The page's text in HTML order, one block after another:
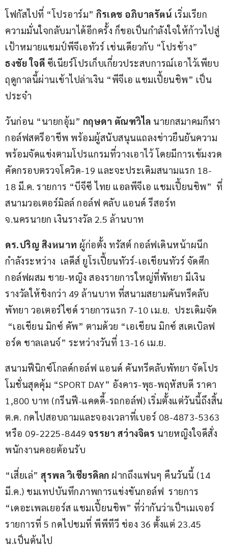
โฟกัสไปที่ “โปรอาร์ม” กิรเดช อภิบาลรัตน์ เริ่มเรียก
ความมั่นใจกลับมาได้อีกครั้ง ก็ขอเป็นกำลังใจให้ก้าวไปสู่
เป้าหมายแชมป์พีจีเอทัวร์ เช่นเดียวกับ “โปรช้าง”
ธงชัย ใจดี ซีเนียร์โปรเก็บเกี่ยวประสบการณ์เอาไว้เพียบ
ฤดูกาลนี้ผ่านเข้าไปล่าเงิน “พีจีเอ แชมเปี้ยนชิพ” เป็น
ประจำ
วันก่อน “นายกอุ้ม” กฤษดา ตัณฑวิไล นายกสมาคมกีฬา
กอล์ฟสตรีอาชีพ พร้อมผู้สนับสนุนแถลงข่าวยืนยันความ
พร้อมจัดแข่งตามโปรแกรมที่วางเอาไว้ โดยมีการเข้มงวด
คัดกรอบตรวจโควิด-19 และจะประเดิมสนามแรก 18-
18 มี.ค. รายการ “บีจีซี ไทย แอลพีจีเอ แชมเปี้ยนชิพ”  ที่
สนามวอเตอร์มิลล์ กอล์ฟ คลับ แอนด์ รีสอร์ท
จ.นครนายก เงินรางวัล 2.5 ล้านบาท
ดร.ปริญ สิงหนาท ผู้ก่อตั้ง ทรัสต์ กอล์ฟเดินหน้าผนึก
กำลังระหว่าง  เลดีส์ ยูโรเปี้ยนทัวร์-เอเชียนทัวร์ จัดศึก
กอล์ฟผสม ชาย-หญิง สองรายการใหญ่ที่พัทยา มีเงิน
รางวัลให้ชิงกว่า 49 ล้านบาท ที่สนามสยามคันทรีคลับ
พัทยา วอเตอร์ไซด์ รายการแรก 7-10 เม.ย.  ประเดิมจัด
“เอเชียน มิกซ์ คัพ” ตามด้วย “เอเชียน มิกซ์ สเตเบิลฟ
อร์ด ชาลเลนจ์” ระหว่างวันที่ 13-16 เม.ย.
สนามฟีนิกซ์โกลด์กอล์ฟ แอนด์ คันทรีคลับพัทยา จัดโปร
โมชั่นสุดคุ้ม “SPORT DAY” อังคาร-พุธ-พฤหัสบดี ราคา
1,800 บาท (กรีนฟี-แคดดี้-รถกอล์ฟ) เริ่มตั้งแต่วันนี้ถึงสิ้น
ต.ค. กดไปสอบถามและจองเวลาที่เบอร์ 08-4873-5363
หรือ 09-2225-8449 จรรยา สว่างจิตร นายหญิงใจดีสั่ง
พนักงานคอยต้อนรับ
“เสี่ยเล่” สุรพล วิเชียรดิลก ฝากถึงแฟนๆ คืนวันนี้ (14
มี.ค.) ชมเทปบันทึกภาพการแข่งขันกอล์ฟ  รายการ
“เดอะเพลเยอร์ส แชมเปี้ยนชิพ” ที่ว่ากันว่าเป็ฯเมเจอร์
รายการที่ 5 กดไปชมที่ พีพีทีวี ช่อง 36 ตั้งแต่ 23.45
น.เป็นต้นไป